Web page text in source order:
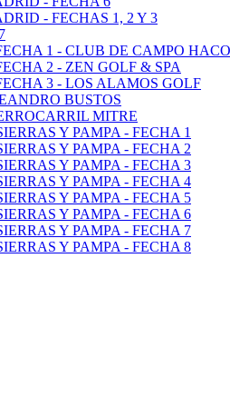
- FECHAS 1, 2 Y 3
1 - CLUB DE CAMPO
2 - ZEN GOLF & SPA
3 - LOS ALAMOS GOLF
BUSTOS
MITRE
Y PAMPA - FECHA 1
Y PAMPA - FECHA 2
Y PAMPA - FECHA 3
Y PAMPA - FECHA 4
Y PAMPA - FECHA 5
Y PAMPA - FECHA 6
Y PAMPA - FECHA 7
Y PAMPA - FECHA 8